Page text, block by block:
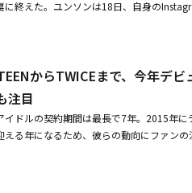
に終えた。ユンソンは18日、自身の
のファン）の皆さんにもう一度感謝しま
・トロットショー」のスタッフの皆さん
を貸してくださるスタッフの皆さん、バ
た。ユンソンはイ・チャンウォン、チョ・
合写真を撮った。ユンソンのために集ま
「僕はこのファンミーティングを最後に
行ってきます」と軍服務を知らせた。彼
からTWICEまで、今年デ
注目
イドルの契約期間は最長で7年。2015年
える年になるため、彼らの動向にファン
てみました。◆CLC：3月19日デビュー